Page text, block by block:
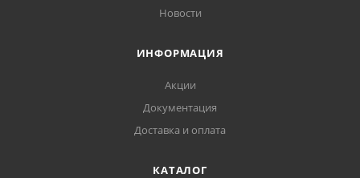
Новости
ИНФОРМАЦИЯ
Акции
Документация
Доставка и оплата
КАТАЛОГ